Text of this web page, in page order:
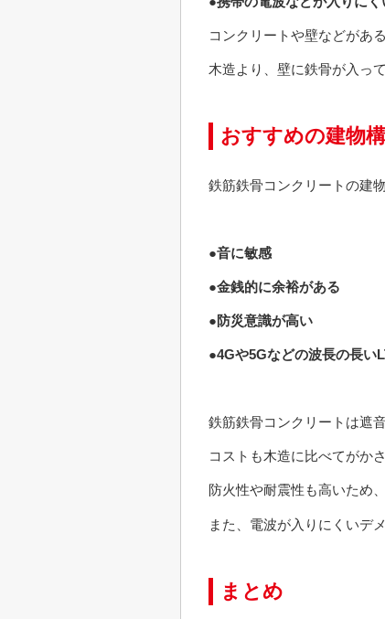
コンクリートや壁などがあ
木造より、壁に鉄骨が入っ
おすすめの建物
鉄筋鉄骨コンクリートの建
●音に敏感
●金銭的に余裕がある
●防災意識が高い
●4Gや5Gなどの波長の長い
鉄筋鉄骨コンクリートは遮
コストも木造に比べてがか
防火性や耐震性も高いため、
また、電波が入りにくいデ
まとめ